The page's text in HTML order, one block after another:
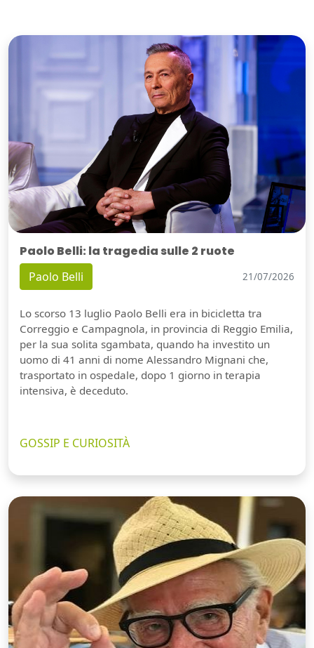
Paolo Belli: la tragedia sulle 2 ruote
Paolo Belli 21/07/2026
Lo scorso 13 luglio Paolo Belli era in bicicletta tra
Correggio e Campagnola, in provincia di Reggio Emilia,
per la sua solita sgambata, quando ha investito un
uomo di 41 anni di nome Alessandro Mignani che,
trasportato in ospedale, dopo 1 giorno in terapia
intensiva, è deceduto.
GOSSIP E CURIOSITÀ